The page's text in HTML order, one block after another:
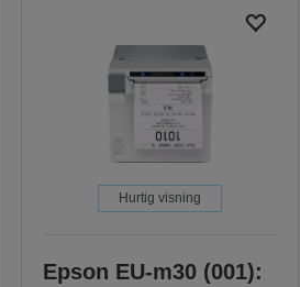
Hurtig visning
Epson EU-m30 (001):